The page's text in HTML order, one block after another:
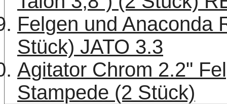
Felgen und Anaconda
Stück) JATO 3.3
Agitator Chrom 2.2"
Stampede (2 Stück)